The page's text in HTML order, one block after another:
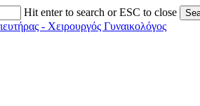
Hit enter to search or ESC to close